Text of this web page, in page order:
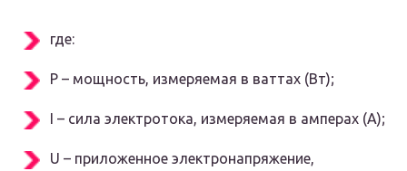
где:
Р – мощность, измеряемая в ваттах (Вт);
I – сила электротока, измеряемая в амперах (А);
U – приложенное электронапряжение,